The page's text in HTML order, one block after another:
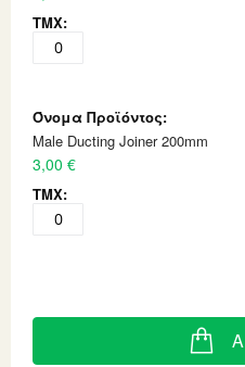
Male Ducting Joiner 200mm
3,00 €